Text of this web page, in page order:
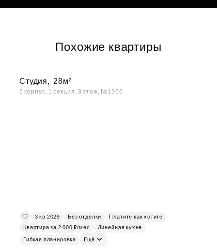
Похожие квартиры
Студия, 28м²
6 корпус, 1 секция, 3 этаж, №1366
3 кв 2029 Без отделки
Платите как хотите
Квартира за 2 000 ₽/мес
Линейная кухня
Гибкая планировка Ещё